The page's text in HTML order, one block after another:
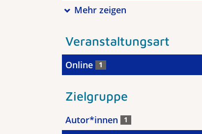
Mehr zeigen
Veranstaltungsart
Online 1
Zielgruppe
Autor*innen 1